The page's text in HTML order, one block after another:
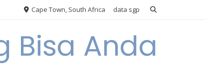
Cape Town, South Africa data sgp
Bisa Anda